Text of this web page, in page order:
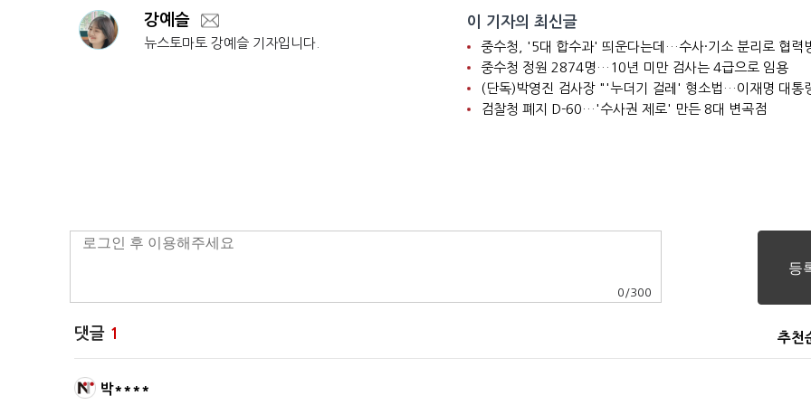
강예슬
뉴스토마토 강예슬 기자입니다.
이 기자의 최신글
중수청 정원 2874명…10년 미만 검사는 4급으로 임용
검찰청 폐지 D-60…'수사권 제로' 만든 8대 변곡점
0 /300
댓글 1 추천
박****